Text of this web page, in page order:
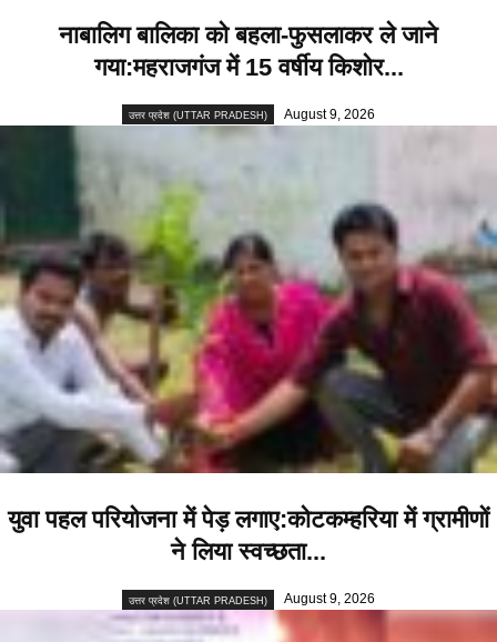
नाबालिग बालिका को बहला-फुसलाकर ले जाने
गया:महराजगंज में 15 वर्षीय किशोर...
उत्तर प्रदेश (UTTAR PRADESH) August 9, 2026
युवा पहल परियोजना में पेड़ लगाए:कोटकम्हरिया में ग्रामीणों
ने लिया स्वच्छता...
उत्तर प्रदेश (UTTAR PRADESH) August 9, 2026